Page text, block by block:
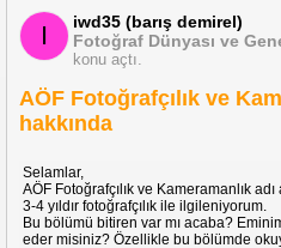
I
iwd35 (barış demirel)
Fotoğraf Dünyası ve
konu açtı.
AÖF Fotoğrafçılık ve
hakkında
Selamlar,
AÖF Fotoğrafçılık ve Kameramanlık
3-4 yıldır fotoğrafçılık ile ilgileniyorum.
Bu bölümü bitiren var mı acaba?
eder misiniz? Özellikle bu bölümde